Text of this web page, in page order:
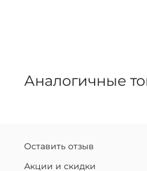
Аналогичные
Оставить отзыв
Акции и скидки